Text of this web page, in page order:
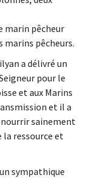
marin pêcheur
marins pêcheurs.
a délivré un
pour le
et aux Marins
et il a
sainement
ressource et
sympathique